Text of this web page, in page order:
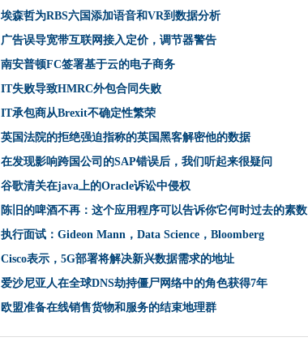
全球商业领袖海岸英国科技部门的创新潜力
Apple聘请移动加密先驱在加密辩论中
澳大利亚组织被迫认真对待网络保险
Coadec表明软件开发学徒的增加
建筑协会使用云中的SharePoint用于Intranet
埃森哲为RBS六国添加语音和VR到数据分析
基于云的ID管理是Postnl公共云策略的关键
广告误导宽带互联网接入定价，调节器警告
自由开始在挑战的挑战中开始法律诉讼
谜团已揭开：KB 3150513是另一个Windows 10更新启用补丁
A.I.谷歌对未来的看法很大
埃森哲为RBS六国添加语音和VR到数据分析
广告误导宽带互联网接入定价，调节器警告
南安普顿FC签署基于云的电子商务
IT失败导致HMRC外包合同失败
IT承包商从Brexit不确定性繁荣
英国法院的拒绝强迫指称的英国黑客解密他的数据
在发现影响跨国公司的SAP错误后，我们听起来很疑问
谷歌清关在java上的Oracle诉讼中侵权
陈旧的啤酒不再：这个应用程序可以告诉你它何时过去的素数
执行面试：Gideon Mann，Data Science，Bloomberg
Cisco表示，5G部署将解决新兴数据需求的地址
爱沙尼亚人在全球DNS劫持僵尸网络中的角色获得7年
欧盟准备在线销售货物和服务的结束地理群